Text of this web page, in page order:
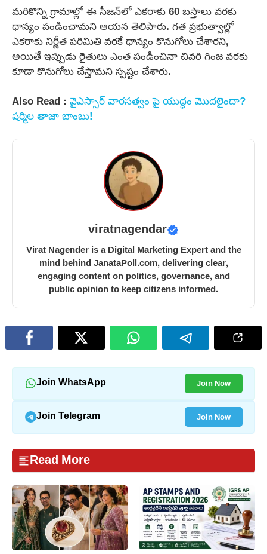
మరికొన్ని గ్రామాల్లో ఈ సీజన్‌లో ఎకరాకు 60 బస్తాలు వరకు
ధాన్యం పండించామని ఆయన తెలిపారు. గత ప్రభుత్వాల్లో
ఎకరాకు నిర్ణీత పరిమితి వరకే ధాన్యం కొనుగోలు చేశారని,
అయితే ఇప్పుడు రైతులు ఎంత పండించినా చివరి గింజ వరకు
కూడా కొనుగోలు చేస్తామని స్పష్టం చేశారు.
Also Read : వైఎస్సార్‌ వారసత్వం పై యుద్ధం మొదలైందా?
షర్మిల తాజా బాంబు!
viratnagendar
Virat Nagender is a Digital Marketing Expert and the
mind behind JanataPoll.com, delivering clear,
engaging content on politics, governance, and
public opinion to keep citizens informed.
Join WhatsApp Join Now
Join Telegram Join Now
Read More